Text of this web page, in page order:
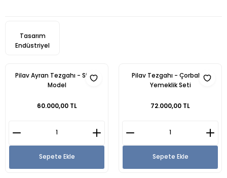
Tasarım
Endüstriyel
Pilav Ayran Tezgahı - Siyah
Model
60.000,00 TL
Sepete Ekle
Pilav Tezgahı - Çorbalık -
Yemeklik Seti
72.000,00 TL
Sepete Ekle